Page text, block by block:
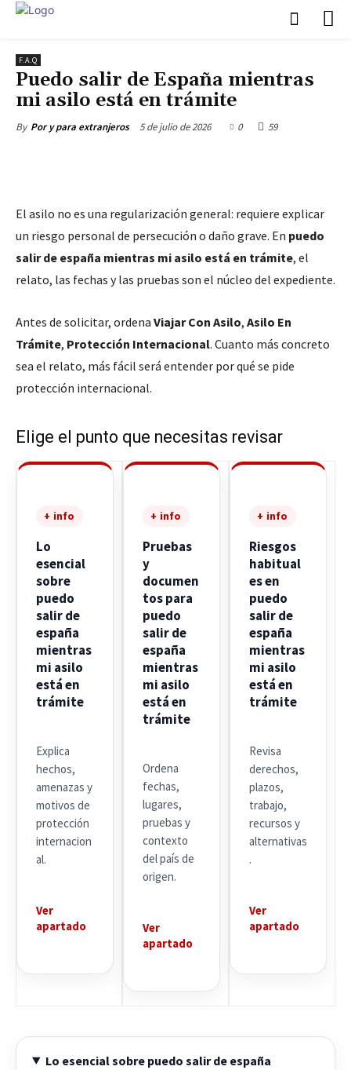
F.A.Q
Puedo salir de España mientras
mi asilo está en trámite
By Por y para extranjeros 5 de julio de 2026 0 59
El asilo no es una regularización general: requiere explicar
un riesgo personal de persecución o daño grave. En puedo
salir de españa mientras mi asilo está en trámite, el
relato, las fechas y las pruebas son el núcleo del expediente.
Antes de solicitar, ordena Viajar Con Asilo, Asilo En
Trámite, Protección Internacional. Cuanto más concreto
sea el relato, más fácil será entender por qué se pide
protección internacional.
Elige el punto que necesitas revisar
+ info
Lo
esencial
sobre
puedo
salir de
españa
mientras
mi asilo
está en
trámite
Explica
hechos,
amenazas y
motivos de
protección
internacion
al.
Ver
apartado
+ info
Pruebas
y
documen
tos para
puedo
salir de
españa
mientras
mi asilo
está en
trámite
Ordena
fechas,
lugares,
pruebas y
contexto
del país de
origen.
Ver
apartado
+ info
Riesgos
habitual
es en
puedo
salir de
españa
mientras
mi asilo
está en
trámite
Revisa
derechos,
plazos,
trabajo,
recursos y
alternativas
.
Ver
apartado
Lo esencial sobre puedo salir de españa